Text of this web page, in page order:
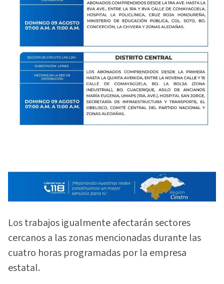
Los trabajos igualmente afectarán sectores
cercanos a las zonas mencionadas durante las
cuatro horas programadas por la empresa
estatal.